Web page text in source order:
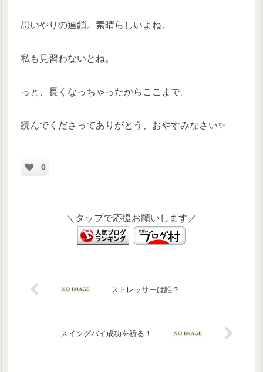
思いやりの連鎖。素晴らしいよね。
私も見習わないとね。
っと、長くなっちゃったからここまで。
読んでくださってありがとう、おやすみなさい✨
0
＼タップで応援お願いします／
ストレッサーは誰？
スイングバイ成功を祈る！